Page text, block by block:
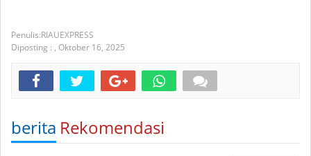
RIAUEXPRESS
Diposting : , Oktober 16, 2025
berita Rekomendasi